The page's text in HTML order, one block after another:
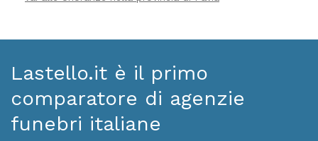
Lastello.it è il primo
comparatore di agenzie
funebri italiane